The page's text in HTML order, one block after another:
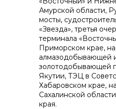
Амурской области,
мосты,
«Звезда», третья
терминала
Приморском крае,
алмазодобывающей
золотодобывающей
Якутии, ТЭЦ в
Хабаровском крае,
Сахалинской
края.